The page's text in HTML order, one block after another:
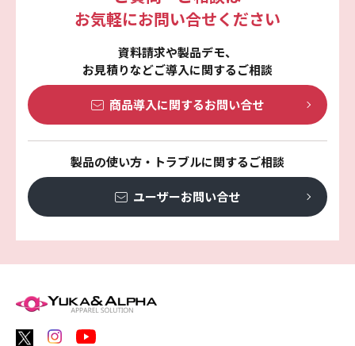
お気軽にお問い合せください
資料請求や製品デモ、
お見積りなどご導入に関するご相談
商品導入に関するお問い合せ
製品の使い方・トラブルに関するご相談
ユーザーお問い合せ